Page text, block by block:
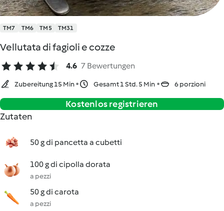
TM7 TM6 TM5 TM31
Vellutata di fagioli e cozze
4.6 7 Bewertungen
Zubereitung 15 Min Gesamt 1 Std. 5 Min 6 porzioni
Kostenlos registrieren
Zutaten
50 g di pancetta a cubetti
100 g di cipolla dorata
a pezzi
50 g di carota
a pezzi